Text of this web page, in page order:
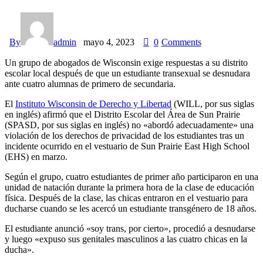
By admin mayo 4, 2023 0 Comments
Un grupo de abogados de Wisconsin exige respuestas a su distrito
escolar local después de que un estudiante transexual se desnudara
ante cuatro alumnas de primero de secundaria.
El Instituto Wisconsin de Derecho y Libertad (WILL, por sus siglas
en inglés) afirmó que el Distrito Escolar del Área de Sun Prairie
(SPASD, por sus siglas en inglés) no «abordó adecuadamente» una
violación de los derechos de privacidad de los estudiantes tras un
incidente ocurrido en el vestuario de Sun Prairie East High School
(EHS) en marzo.
Según el grupo, cuatro estudiantes de primer año participaron en una
unidad de natación durante la primera hora de la clase de educación
física. Después de la clase, las chicas entraron en el vestuario para
ducharse cuando se les acercó un estudiante transgénero de 18 años.
El estudiante anunció «soy trans, por cierto», procedió a desnudarse
y luego «expuso sus genitales masculinos a las cuatro chicas en la
ducha».